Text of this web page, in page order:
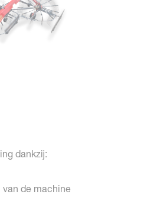
dankzij:
de machine